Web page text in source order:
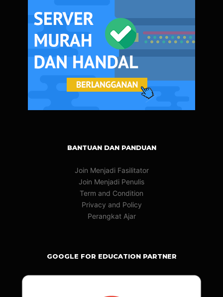
BANTUAN DAN PANDUAN
Join Menjadi Fasilitator
Join Menjadi Penulis
Term and Condition
Privacy and Policy
Perangkat Ajar
GOOGLE FOR EDUCATION PARTNER